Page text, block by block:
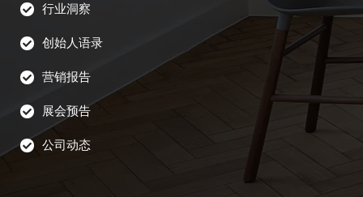
行业洞察
创始人语录
营销报告
展会预告
公司动态